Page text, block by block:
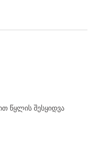
წყლის შესყიდვა